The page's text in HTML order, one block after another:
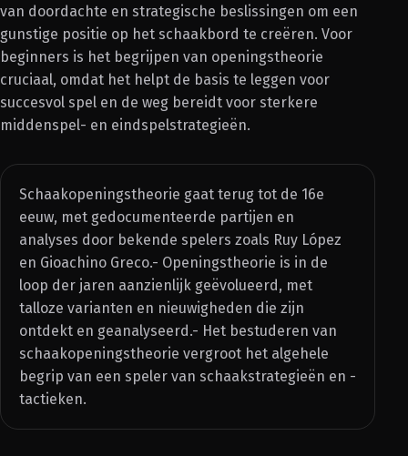
van doordachte en strategische beslissingen om een
gunstige positie op het schaakbord te creëren. Voor
beginners is het begrijpen van openingstheorie
cruciaal, omdat het helpt de basis te leggen voor
succesvol spel en de weg bereidt voor sterkere
middenspel- en eindspelstrategieën.
Schaakopeningstheorie gaat terug tot de 16e
eeuw, met gedocumenteerde partijen en
analyses door bekende spelers zoals Ruy López
en Gioachino Greco.- Openingstheorie is in de
loop der jaren aanzienlijk geëvolueerd, met
talloze varianten en nieuwigheden die zijn
ontdekt en geanalyseerd.- Het bestuderen van
schaakopeningstheorie vergroot het algehele
begrip van een speler van schaakstrategieën en -
tactieken.